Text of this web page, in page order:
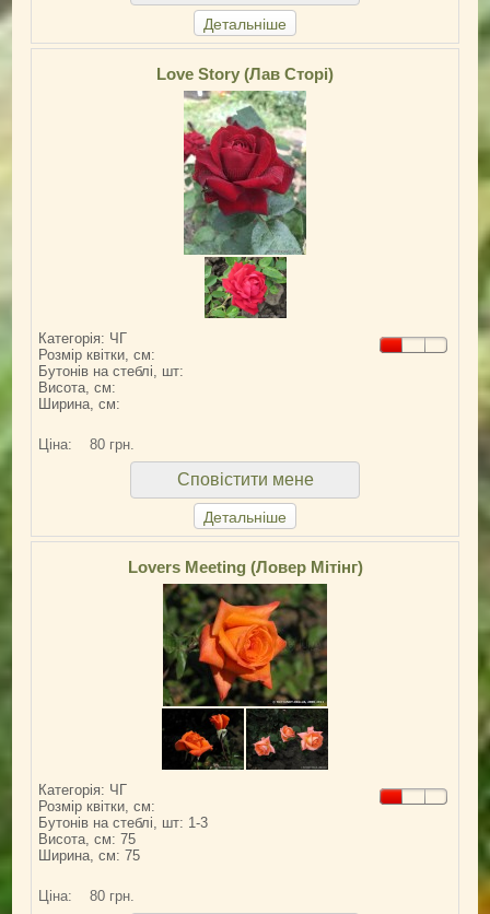
Детальніше
Love Story (Лав Сторі)
Категорія: ЧГ
Розмір квітки, см:
Бутонів на стеблі, шт:
Висота, см:
Ширина, см:
Ціна: 80 грн.
Сповістити мене
Детальніше
Lovers Meeting (Ловер Мітінг)
Категорія: ЧГ
Розмір квітки, см:
Бутонів на стеблі, шт: 1-3
Висота, см: 75
Ширина, см: 75
Ціна: 80 грн.